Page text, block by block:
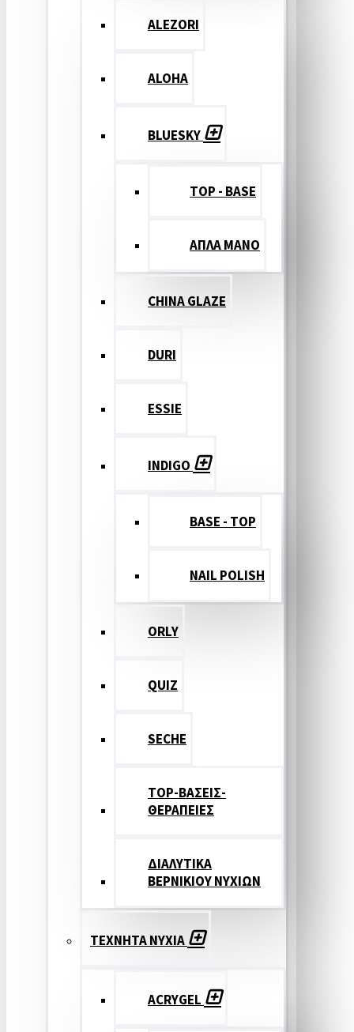
ALEZORI
ALOHA
BLUESKY
TOP - BASE
ΑΠΛΑ ΜΑΝΟ
CHINA GLAZE
DURI
ESSIE
INDIGO
BASE - TOP
NAIL POLISH
ORLY
QUIZ
SECHE
TOP-ΒΑΣΕΙΣ-
ΘΕΡΑΠΕΙΕΣ
ΔΙΑΛΥΤΙΚΑ
ΒΕΡΝΙΚΙΟΥ ΝΥΧΙΩΝ
ΤΕΧΝΗΤΑ ΝΥΧΙΑ
ACRYGEL